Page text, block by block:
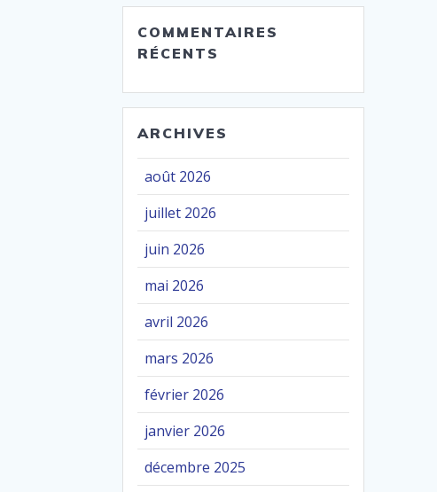
COMMENTAIRES
RÉCENTS
ARCHIVES
août 2026
juillet 2026
juin 2026
mai 2026
avril 2026
mars 2026
février 2026
janvier 2026
décembre 2025